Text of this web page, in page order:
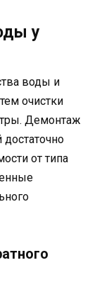
у
воды и
очистки
Демонтаж
от типа